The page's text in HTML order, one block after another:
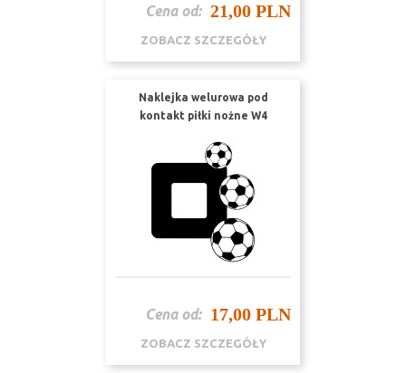
Cena od: 21,00 PLN
ZOBACZ SZCZEGÓŁY
Naklejka welurowa pod
kontakt piłki nożne W4
Cena od: 17,00 PLN
ZOBACZ SZCZEGÓŁY